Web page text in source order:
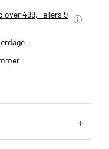
06 07
over 499,- ellers 9